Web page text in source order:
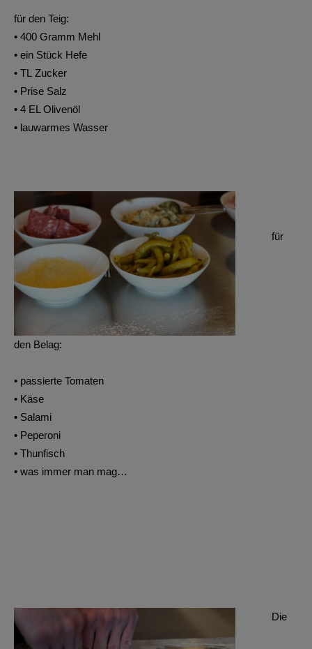
für den Teig:
• 400 Gramm Mehl
• ein Stück Hefe
• TL Zucker
• Prise Salz
• 4 EL Olivenöl
• lauwarmes Wasser
für
den Belag:
• passierte Tomaten
• Käse
• Salami
• Peperoni
• Thunfisch
• was immer man mag…
Die